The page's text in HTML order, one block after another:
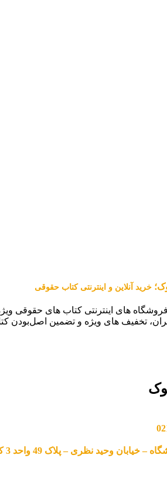
خرید آنلاین و اینترنتی کتاب حقوقی
های اینترنتی کتاب های حقوقی
تخفیف های ویژه و تضمین
نظری – پلاک 49 واحد 3 کد پستی: 1315686310